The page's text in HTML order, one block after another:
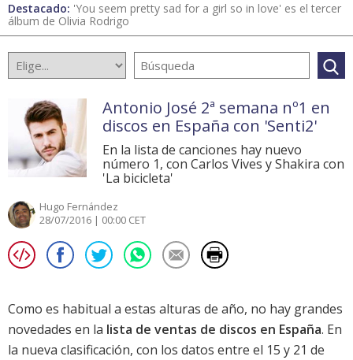
Destacado: 'You seem pretty sad for a girl so in love' es el tercer
álbum de Olivia Rodrigo
Antonio José 2ª semana nº1 en
discos en España con 'Senti2'
En la lista de canciones hay nuevo
número 1, con Carlos Vives y Shakira con
'La bicicleta'
Hugo Fernández
28/07/2016 | 00:00 CET
Como es habitual a estas alturas de año, no hay grandes
novedades en la lista de ventas de discos en España. En
la nueva clasificación, con los datos entre el 15 y 21 de